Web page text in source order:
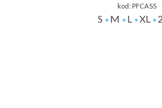
kod: PFCASS
S M L XL